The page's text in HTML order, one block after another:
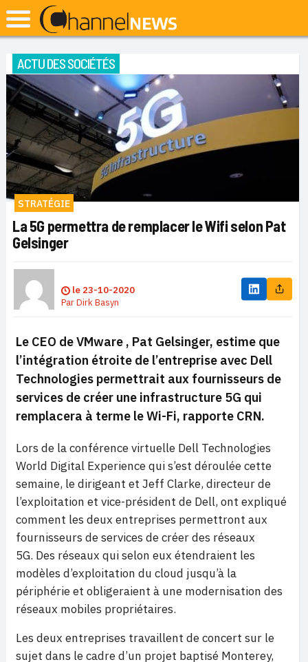
ACTU DES SOCIÉTÉS
STRATÉGIE
La 5G permettra de remplacer le Wifi selon Pat
Gelsinger
le 23-10-2020
ParDirk Basyn
Le CEO de VMware , Pat Gelsinger, estime que
l’intégration étroite de l’entreprise avec Dell
Technologies permettrait aux fournisseurs de
services de créer une infrastructure 5G qui
remplacera à terme le Wi-Fi, rapporte CRN.
Lors de la conférence virtuelle Dell Technologies
World Digital Experience qui s’est déroulée cette
semaine, le dirigeant et Jeff Clarke, directeur de
l’exploitation et vice-président de Dell, ont expliqué
comment les deux entreprises permettront aux
fournisseurs de services de créer des réseaux
5G. Des réseaux qui selon eux étendraient les
modèles d’exploitation du cloud jusqu’à la
périphérie et obligeraient à une modernisation des
réseaux mobiles propriétaires.
Les deux entreprises travaillent de concert sur le
sujet dans le cadre d’un projet baptisé Monterey,